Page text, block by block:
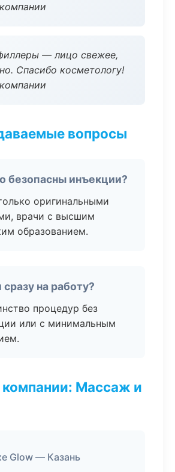
— лицо свежее,
Спасибо косметологу!
вопросы
безопасны инъекции?
оригинальными
врачи с высшим
образованием.
на работу?
процедур без
или с минимальным
Массаж и
Glow — Казань